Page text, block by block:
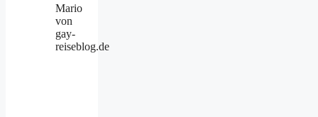
Mario
von
gay-
reiseblog.de